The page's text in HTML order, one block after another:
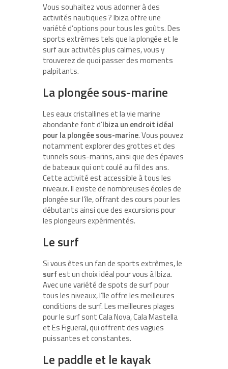
Vous souhaitez vous adonner à des
activités nautiques ? Ibiza offre une
variété d’options pour tous les goûts. Des
sports extrêmes tels que la plongée et le
surf aux activités plus calmes, vous y
trouverez de quoi passer des moments
palpitants.
La plongée sous-marine
Les eaux cristallines et la vie marine
abondante font d’Ibiza un endroit idéal
pour la plongée sous-marine. Vous pouvez
notamment explorer des grottes et des
tunnels sous-marins, ainsi que des épaves
de bateaux qui ont coulé au fil des ans.
Cette activité est accessible à tous les
niveaux. Il existe de nombreuses écoles de
plongée sur l’île, offrant des cours pour les
débutants ainsi que des excursions pour
les plongeurs expérimentés.
Le surf
Si vous êtes un fan de sports extrêmes, le
surfest un choix idéal pour vous à Ibiza.
Avec une variété de spots de surf pour
tous les niveaux, l’île offre les meilleures
conditions de surf. Les meilleures plages
pour le surf sont Cala Nova, Cala Mastella
et Es Figueral, qui offrent des vagues
puissantes et constantes.
Le paddle et le kayak